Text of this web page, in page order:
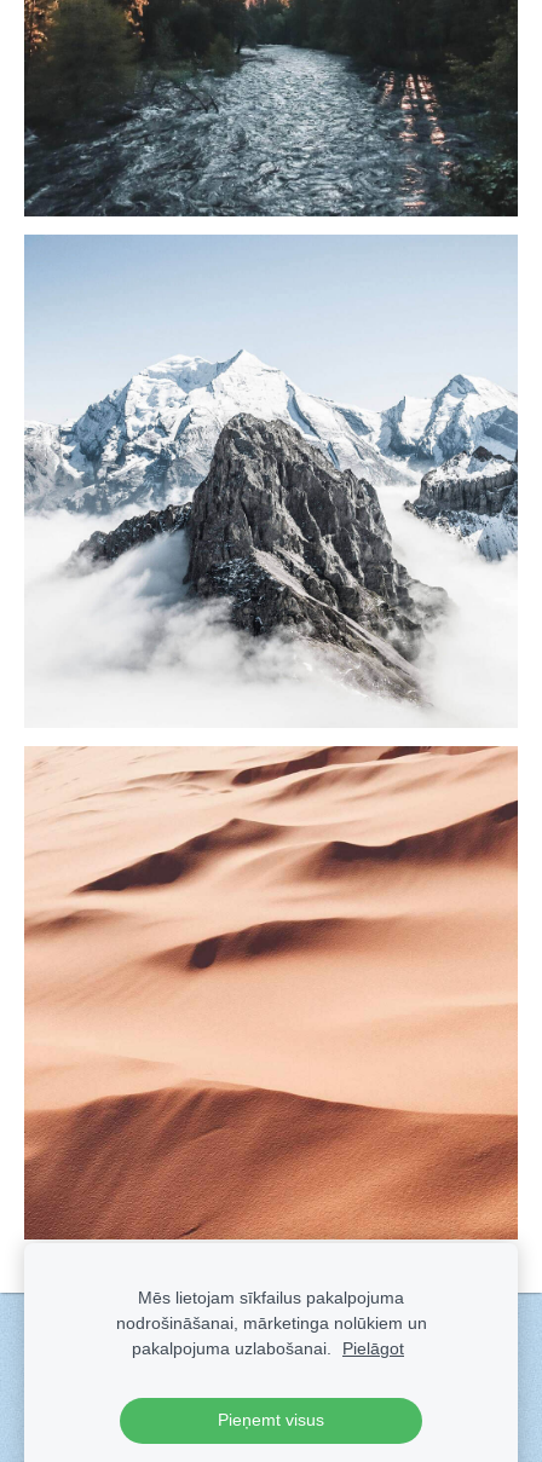
Sīkdatnes
Veidots arSadarbe- labo mājas lapu ģeneratoru.
Mēs lietojam sīkfailus pakalpojuma
nodrošināšanai, mārketinga nolūkiem un
pakalpojuma uzlabošanai.
Pielāgot
Pieņemt visus